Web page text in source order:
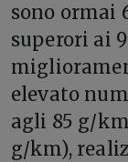
sono ormai
superori ai
elevato
agli 85 g/
g/km),